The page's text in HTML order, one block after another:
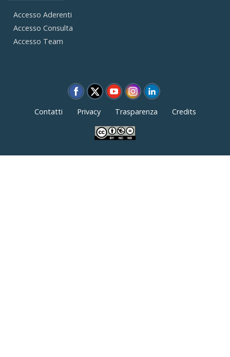
Accesso Aderenti
Accesso Consulta
Accesso Team
Contatti Privacy Trasparenza Credits